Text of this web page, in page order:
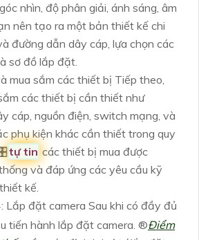
nhìn, độ phân giải, ánh sáng, âm
nên tạo ra một bản thiết kế chi
đường dẫn dây cáp, lựa chọn các
sơ đồ lắp đặt.
mua sắm các thiết bị Tiếp theo,
các thiết bị cần thiết như
cáp, nguồn điện, switch mạng, và
phụ kiện khác cần thiết trong quy
tự tin các thiết bị mua được
và đáp ứng các yêu cầu kỹ
kế.
Lắp đặt camera Sau khi có đầy đủ
tiến hành lắp đặt camera. ®️Điểm